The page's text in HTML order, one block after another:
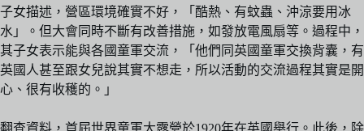
子女描述，營區環境確實不好，「酷熱、有蚊蟲、沖涼要用冰
水」。但大會同時不斷有改善措施，如發放電風扇等。過程中，
其子女表示能與各國童軍交流，「他們同英國童軍交換背囊，有
英國人甚至跟女兒說其實不想走，所以活動的交流過程其實是開
心、很有收穫的。」
翻查資料，首屆世界童軍大露營於1920年在英國舉行。此後，除